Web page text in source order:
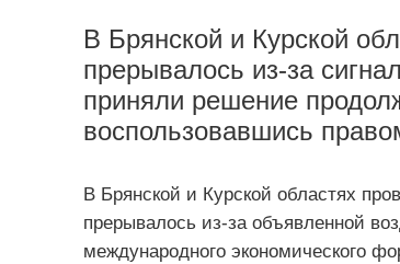
В Брянской и Курской
прерывалось из-за
приняли решение
воспользовавшись
В Брянской и Курской областях
прерывалось из-за объявленной
международного экономического